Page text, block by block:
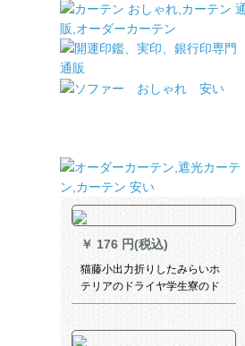
￥ 176 円(税込)
猫藤小出力折りしたみらいホ
テリアのドライヤ学生寮のド
ライヤ家庭用子供ドライヤの